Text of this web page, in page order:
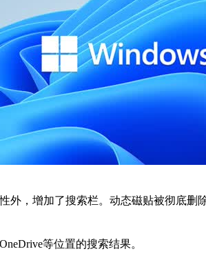
外，增加了搜索栏。动态磁贴被彻底
等位置的搜索结果。